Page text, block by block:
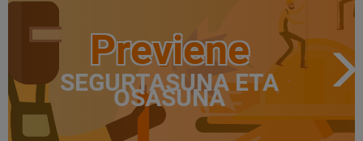
Previene
SEGURTASUNA ETA
OSASUNA